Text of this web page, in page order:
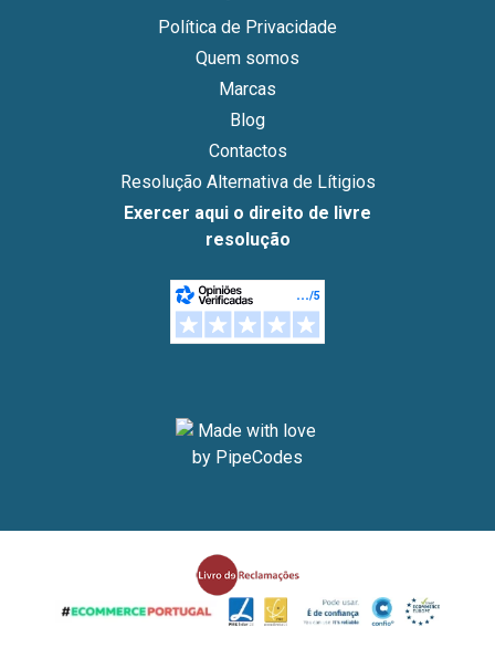
Política de Privacidade
Quem somos
Marcas
Blog
Contactos
Resolução Alternativa de Lítigios
Exercer aqui o direito de livre
resolução